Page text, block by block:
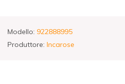
Modello: 922888995
Produttore: Incarose